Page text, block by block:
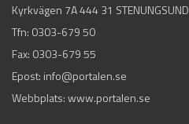
Kyrkvägen 7A 444 31 STENUNGSUND
Tfn: 0303-679 50
Fax: 0303-679 55
Epost: info@portalen.se
Webbplats: www.portalen.se